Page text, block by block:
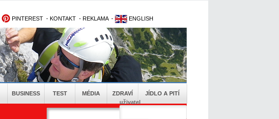
PINTEREST - KONTAKT - REKLAMA - ENGLISH
BUSINESS TEST MÉDIA ZDRAVÍ
JÍDLO A PITÍ
uživatel